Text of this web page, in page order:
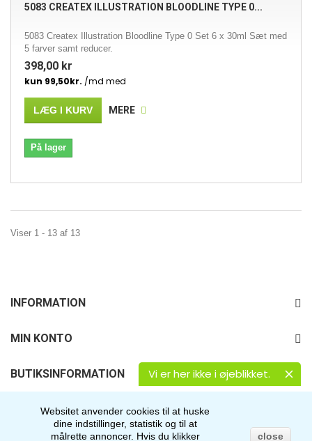
Vi er her ikke i øjeblikket.
5083 CREATEX ILLUSTRATION BLOODLINE TYPE 0...
5083 Createx Illustration Bloodline Type 0 Set 6 x 30ml Sæt med
5 farver samt reducer.
398,00 kr
LÆG I KURV MERE
På lager
Viser 1 - 13 af 13
INFORMATION
MIN KONTO
BUTIKSINFORMATION
Websitet anvender cookies til at huske
dine indstillinger, statistik og til at
målrette annoncer. Hvis du klikker close
FØLG OS